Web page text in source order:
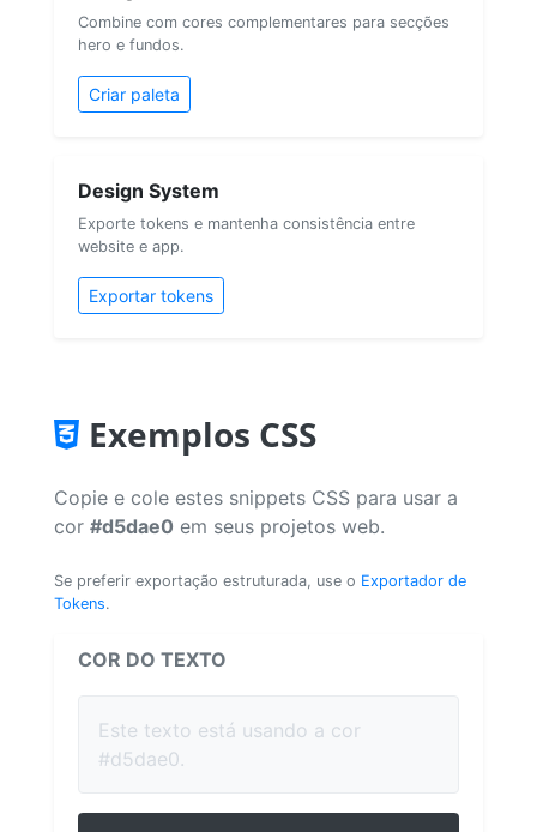
Combine com cores complementares para secções
hero e fundos.
Criar paleta
Design System
Exporte tokens e mantenha consistência entre
website e app.
Exportar tokens
Exemplos CSS
Copie e cole estes snippets CSS para usar a
cor #d5dae0 em seus projetos web.
Se preferir exportação estruturada, use o Exportador de
Tokens.
COR DO TEXTO
Este texto está usando a cor
#d5dae0.